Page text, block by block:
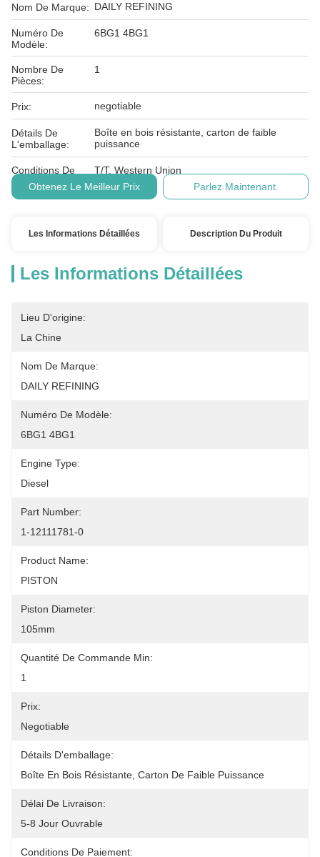
Nom De Marque: DAILY REFINING
Numéro De
Modèle:
6BG1 4BG1
Nombre De
Pièces:
1
Prix: negotiable
Détails De
L'emballage:
Boîte en bois résistante, carton de faible
puissance
Conditions De
Paiement:
T/T, Western Union
Obtenez Le Meilleur Prix
Parlez Maintenant.
Les Informations Détaillées Description Du Produit
Les Informations Détaillées
Lieu D'origine:
La Chine
Nom De Marque:
DAILY REFINING
Numéro De Modèle:
6BG1 4BG1
Engine Type:
Diesel
Part Number:
1-12111781-0
Product Name:
PISTON
Piston Diameter:
105mm
Quantité De Commande Min:
1
Prix:
Negotiable
Détails D'emballage:
Boîte En Bois Résistante, Carton De Faible Puissance
Délai De Livraison:
5-8 Jour Ouvrable
Conditions De Paiement: